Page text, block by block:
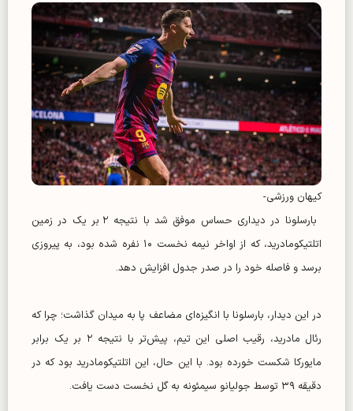
کیهان ورزشی-
بارسلونا در دیداری حساس موفق شد با نتیجه ۲ بر یک در زمین
اتلتیکومادرید، که از اواخر نیمه نخست ۱۰ نفره شده بود، به پیروزی
برسد و فاصله خود را در صدر جدول افزایش دهد.
در این دیدار، بارسلونا با انگیزه‌ای مضاعف پا به میدان گذاشت؛ چرا که
رئال مادرید، رقیب اصلی این تیم، پیش‌تر با نتیجه ۲ بر یک برابر
مایورکا شکست خورده بود. با این حال، این اتلتیکومادرید بود که در
دقیقه ۳۹ توسط جولیانو سیمئونه به گل نخست دست یافت.